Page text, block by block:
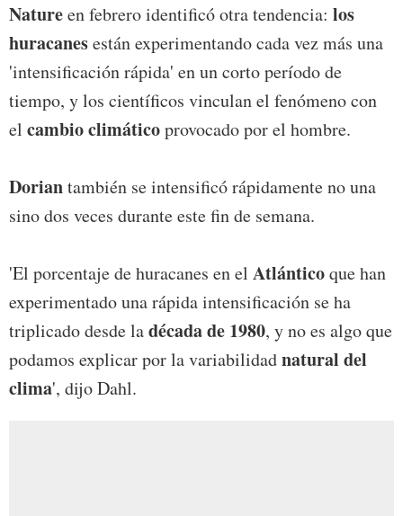
Natureen febrero identificó otra tendencia: los
huracanesestán experimentando cada vez más una
'intensificación rápida' en un corto período de
tiempo, y los científicos vinculan el fenómeno con
el cambio climáticoprovocado por el hombre.
Doriantambién se intensificó rápidamente no una
sino dos veces durante este fin de semana.
'El porcentaje de huracanes en el Atlánticoque han
experimentado una rápida intensificación se ha
triplicado desde ladécada de 1980, y no es algo que
podamos explicar por la variabilidadnatural del
clima', dijo Dahl.